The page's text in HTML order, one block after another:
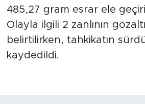
485,27 gram esrar ele
Olayla ilgili 2 zanlının
belirtilirken, tahkikatın
kaydedildi.
Battalgazi
Darende
Doğanşehir